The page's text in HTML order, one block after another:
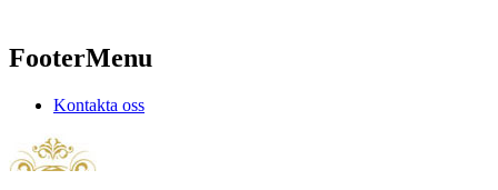
FooterMenu
Kontakta oss